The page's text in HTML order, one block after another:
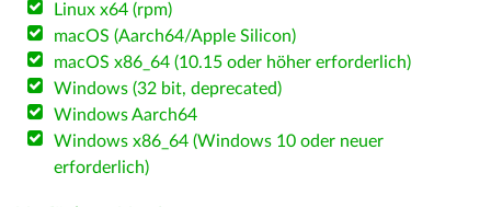
Linux x64 (rpm)
macOS (Aarch64/Apple Silicon)
macOS x86_64 (10.15 oder höher erforderlich)
Windows (32 bit, deprecated)
Windows Aarch64
Windows x86_64 (Windows 10 oder neuer
erforderlich)